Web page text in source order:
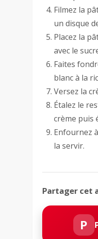
Filmez la
un disque
Placez la
avec le
Faites
blanc à la
Versez la
Étalez le
crème puis
Enfournez
la servir.
Partager cet
P